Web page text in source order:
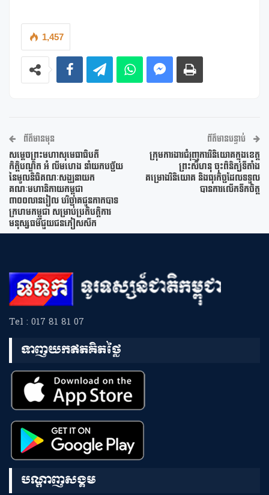
1,457
ព័ត៌មានមុន
សម្តេចព្រះមហាសុមេធាធិបតី
កិត្តិបណ្ឌិត អំ លីមហេង នាំយកបច្ច័យ
នៃមូលនិធិគណៈសង្ឃនាយក
គណៈមហានិកាយកម្ពុជា
៣០០លានរៀល បរិច្ចាគជូនកាកបាទ
ក្រហមកម្ពុជា សម្រាប់ប្រតិបត្តិការ
មនុស្សធម៌ជួយជនភៀសសឹក
ព័ត៌មានបន្ទាប់
ក្រុមការងារជំរុញការវិនិយោគក្នុងខេត្ត
ព្រះសីហនុ ចុះពិនិត្យទីតាំង
គម្រោងវិនិយោគ និងធុរកិច្ចដែលទទួល
បានការលើកទឹកចិត្ត
Tel : 017 81 81 07
ទាញយកឥតគិតថ្លៃ
បណ្តាញសង្គម